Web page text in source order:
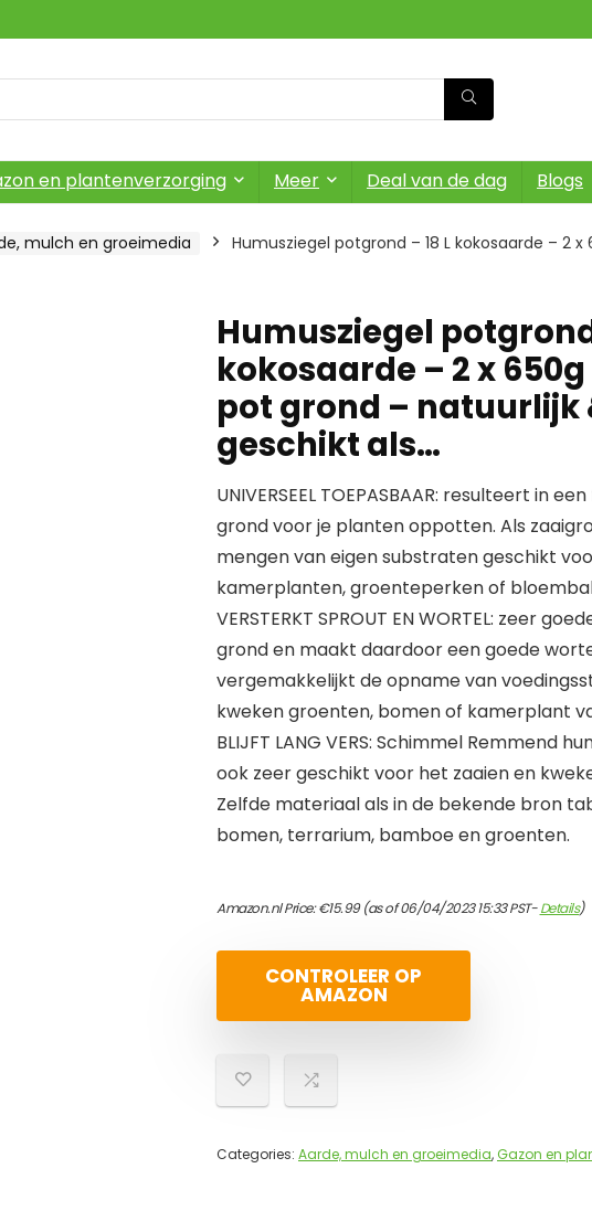
en plantenverzorging Meer Deal van de dag Blogs
mulch en groeimedia
Humusziegel potgrond – 18 L kokosaarde – 2
Humusziegel potgrond
kokosaarde – 2 x
pot grond – natuurlijk
geschikt als…
UNIVERSEEL TOEPASBAAR: resulteert in
grond voor je planten oppotten. Als
mengen van eigen substraten geschikt
kamerplanten, groenteperken of
VERSTERKT SPROUT EN WORTEL: zeer
grond en maakt daardoor een goede
vergemakkelijkt de opname van
kweken groenten, bomen of kamerplant
BLIJFT LANG VERS: Schimmel Remmend
ook zeer geschikt voor het zaaien en
Zelfde materiaal als in de bekende bron
bomen, terrarium, bamboe en groenten.
Amazon.nl Price:€15.99(as of 06/04/2023 15:33 PST-Details)
CONTROLEER OP
AMAZON
Categories: Aarde, mulch en groeimedia,Gazon en